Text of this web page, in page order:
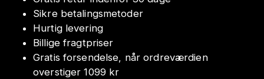
Sikre betalingsmetoder
Hurtig levering
Billige fragtpriser
Gratis forsendelse, når ordreværdien
overstiger 1099 kr